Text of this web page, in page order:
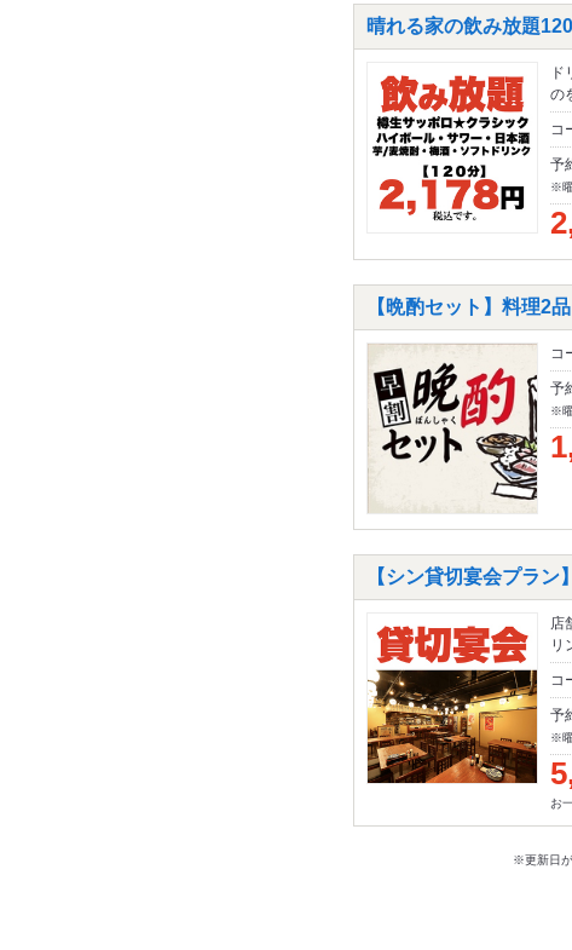
晴れる家の飲み放題
ド
の
コ
予
※曜
【晩酌セット】料理2
コ
予
※曜
【シン貸切宴会プラ
店
リ
コ
予
※曜
お
※更新日